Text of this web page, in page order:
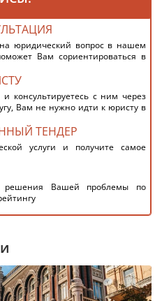
юридический вопрос в нашем
Вам сориентироваться в
консультируетесь с ним через
Вам не нужно идти к юристу в
ТЕНДЕР
услуги и получите самое
решения Вашей проблемы по